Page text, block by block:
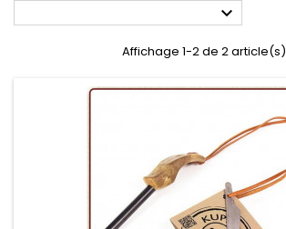

Affichage 1-2 de 2 article(s)